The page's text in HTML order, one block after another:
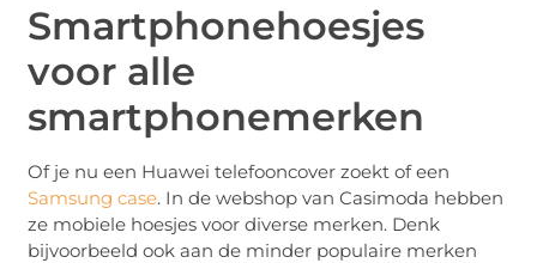
Smartphonehoesjes
voor alle
smartphonemerken
Of je nu een Huawei telefooncover zoekt of een
Samsung case. In de webshop van Casimoda hebben
ze mobiele hoesjes voor diverse merken. Denk
bijvoorbeeld ook aan de minder populaire merken